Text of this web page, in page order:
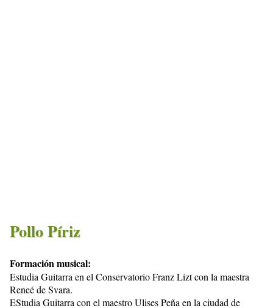
Pollo Píriz
Formación musical:
Estudia Guitarra en el Conservatorio Franz Lizt con la maestra
Reneé de Svara.
EStudia Guitarra con el maestro Ulises Peña en la ciudad de